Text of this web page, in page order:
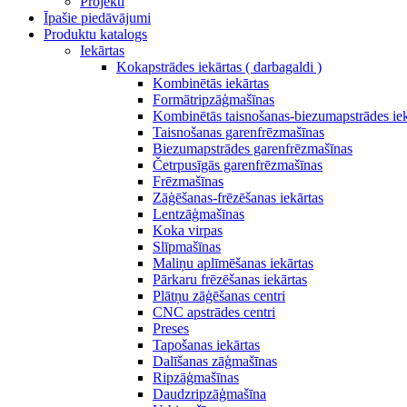
Īpašie piedāvājumi
Produktu katalogs
Iekārtas
Kokapstrādes iekārtas ( darbagaldi )
Kombinētās iekārtas
Formātripzāģmašīnas
Kombinētās taisnošanas-biezumapstrādes
Taisnošanas garenfrēzmašīnas
Biezumapstrādes garenfrēzmašīnas
Četrpusīgās garenfrēzmašīnas
Frēzmašīnas
Zāģēšanas-frēzēšanas iekārtas
Lentzāģmašīnas
Koka virpas
Slīpmašīnas
Maliņu aplīmēšanas iekārtas
Pārkaru frēzēšanas iekārtas
Plātņu zāģēšanas centri
CNC apstrādes centri
Preses
Tapošanas iekārtas
Dalīšanas zāģmašīnas
Ripzāģmašīnas
Daudzripzāģmašīna